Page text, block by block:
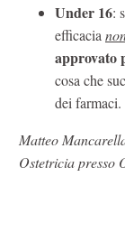
Under 16:
efficacia
approvato
cosa che
dei farmaci.
Matteo
Ostetricia presso